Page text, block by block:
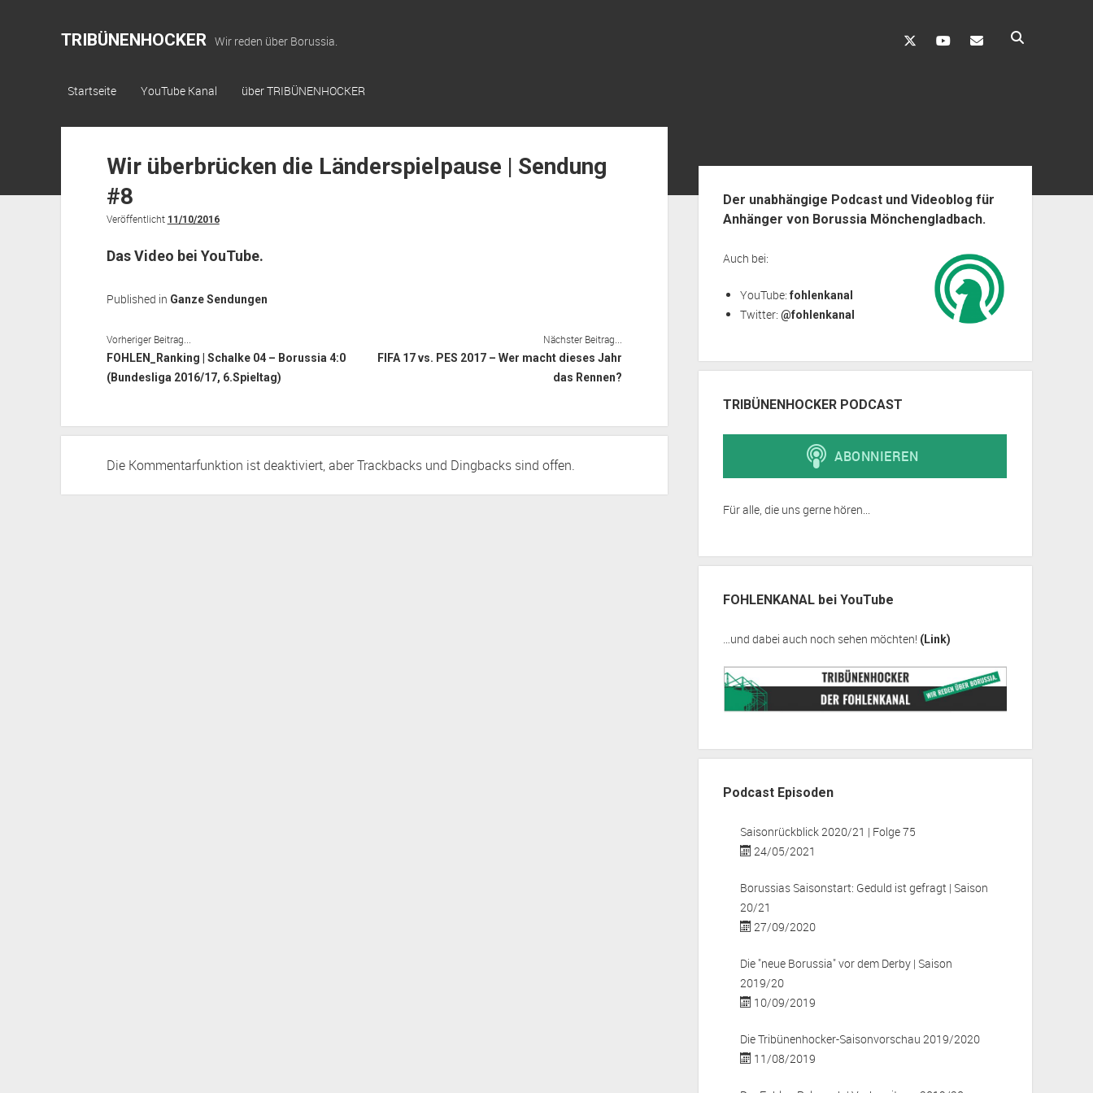
TRIBÜNENHOCKER Wir reden über Borussia. twitter youtube
Startseite YouTube Kanal über TRIBÜNENHOCKER
Wir überbrücken die Länderspielpause | Sendung
#8
Veröffentlicht 11/10/2016
Das Video bei YouTube.
Published in Ganze Sendungen
Vorheriger Beitrag...
FOHLEN_Ranking | Schalke 04 – Borussia 4:0
(Bundesliga 2016/17, 6.Spieltag)
Nächster Beitrag...
FIFA 17 vs. PES 2017 – Wer macht dieses Jahr
das Rennen?
Die Kommentarfunktion ist deaktiviert, aberTrackbacksund Dingbacks sind offen.
Der unabhängige Podcast und Videoblog für
Anhänger von Borussia Mönchengladbach.
Auch bei:
YouTube:fohlenkanal
Twitter:@fohlenkanal
TRIBÜNENHOCKER PODCAST
Für alle, die uns gerne hören...
FOHLENKANAL bei YouTube
…und dabei auch noch sehen möchten! (Link)
Podcast Episoden
Saisonrückblick 2020/21 | Folge 75
24/05/2021
Borussias Saisonstart: Geduld ist gefragt | Saison
20/21
27/09/2020
Die "neue Borussia" vor dem Derby | Saison
2019/20
10/09/2019
Die Tribünenhocker-Saisonvorschau 2019/2020
11/08/2019